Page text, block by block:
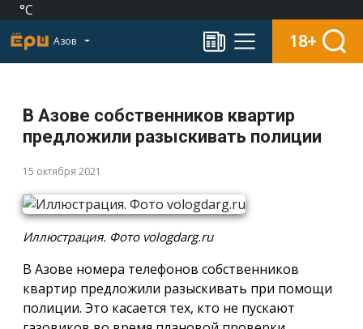
°C
Азов 18+
В Азове собственников квартир
предложили разыскивать полиции
15 октября 2021
Иллюстрация. Фото vologdarg.ru
В Азове номера телефонов собственников
квартир предложили разыскивать при помощи
полиции. Это касается тех, кто не пускают